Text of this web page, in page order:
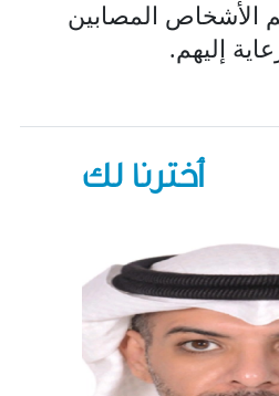
أخترنا لك
الأشخاص المصابين
إليهم.